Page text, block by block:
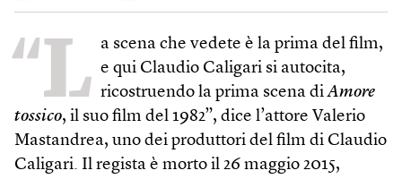
“L a scena che vedete è la prima del film,
e qui Claudio Caligari si autocita,
ricostruendo la prima scena diAmore
tossico, il suo film del 1982”, dice l’attore Valerio
Mastandrea, uno dei produttori del film di Claudio
Caligari. Il regista è morto il 26 maggio 2015,